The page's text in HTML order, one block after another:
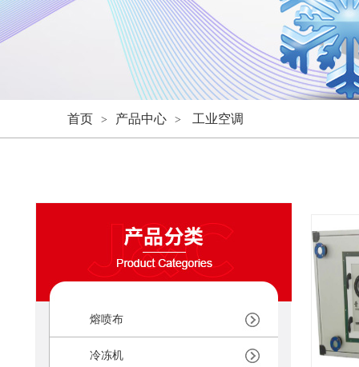
首页 > 产品中心 > 工业空调
熔喷布
冷冻机